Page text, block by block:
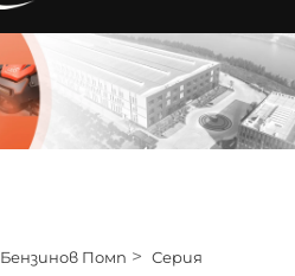
Бензинов Помп > Серия